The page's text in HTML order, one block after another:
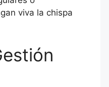
viva la chispa